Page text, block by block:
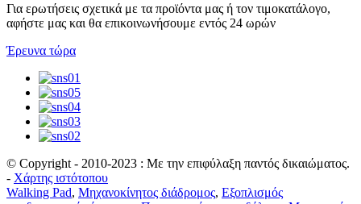
Για ερωτήσεις σχετικά με τα προϊόντα μας ή τον τιμοκατάλογο,
αφήστε μας και θα επικοινωνήσουμε εντός 24 ωρών
Έρευνα τώρα
© Copyright - 2010-2023 : Με την επιφύλαξη παντός δικαιώματος.
- Χάρτης ιστότοπου
Walking Pad, Μηχανοκίνητος διάδρομος, Εξοπλισμός